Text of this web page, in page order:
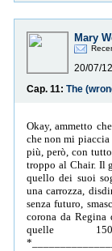
Mary
20/07/
Cap. 11:
Okay, ammetto
che non mi
più, però, con
troppo al Chair. Il
quello dei suoi
una carrozza,
senza futuro,
corona da Regina
quelle